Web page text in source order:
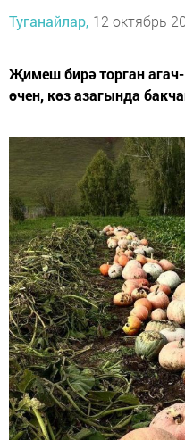
Туганайлар, 12 октябрь
Җимеш бирә торган
өчен, көз азагында